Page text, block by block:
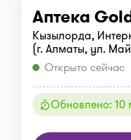
Аптека
Кызылорда,
(г. Алматы, ул.
Открыто сейчас
Обновлено: 10